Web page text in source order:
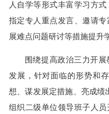
人自学等形式丰富学习方式
指定专人重点发言、邀请
展难点问题研讨等措施提升
围绕提高政治三力开
发展，针对面临的形势和
想、谋发展定措施、亮成绩
组织二级单位领导班子人